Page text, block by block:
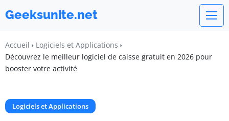
Geeksunite.net
Accueil
Logiciels et Applications
Découvrez le meilleur logiciel de caisse gratuit en 2026 pour
booster votre activité
Logiciels et Applications